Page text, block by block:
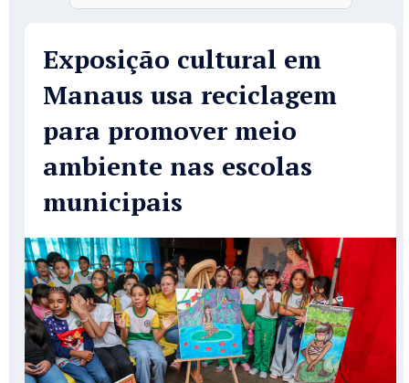
Exposição cultural em
Manaus usa reciclagem
para promover meio
ambiente nas escolas
municipais